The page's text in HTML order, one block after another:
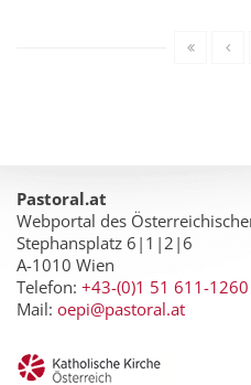
Pastoral.at
Webportal des
Stephansplatz 6|1|2|6
A-1010 Wien
Telefon: +43-(0)1 51 611-1260
Mail: oepi@pastoral.at